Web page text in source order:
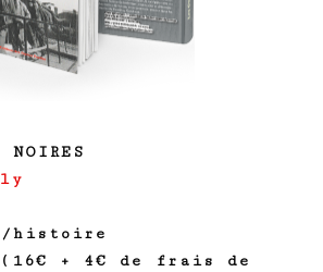
NOIRES
histoire
+ 4€ de frais de